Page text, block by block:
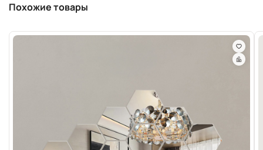
Похожие товары